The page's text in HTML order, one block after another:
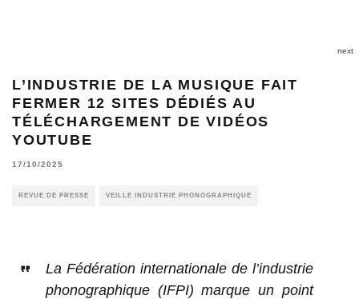
next
L’INDUSTRIE DE LA MUSIQUE FAIT
FERMER 12 SITES DÉDIÉS AU
TÉLÉCHARGEMENT DE VIDÉOS
YOUTUBE
17/10/2025
REVUE DE PRESSE VEILLE INDUSTRIE PHONOGRAPHIQUE
La Fédération internationale de l’industrie
phonographique (IFPI) marque un point